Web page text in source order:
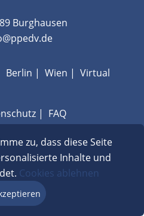
Burghausen
Berlin | Wien | Virtual
| FAQ
zu, dass diese Seite
Inhalte und
Cookies ablehnen